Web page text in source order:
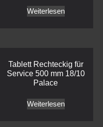
Weiterlesen
Tablett Rechteckig für
Service 500 mm 18/10
Palace
Weiterlesen